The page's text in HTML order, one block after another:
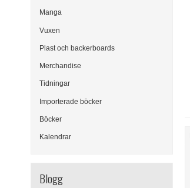
Manga
Vuxen
Plast och backerboards
Merchandise
Tidningar
Importerade böcker
Böcker
Kalendrar
Blogg